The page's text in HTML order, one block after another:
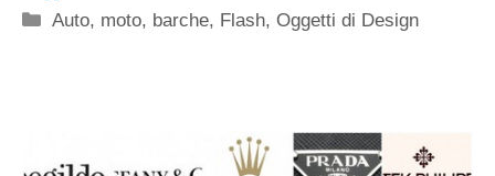
Categorie
Auto, moto, barche, Flash,Oggetti di Design